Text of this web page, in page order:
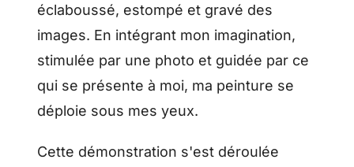
éclaboussé, estompé et gravé des
images. En intégrant mon imagination,
stimulée par une photo et guidée par ce
qui se présente à moi, ma peinture se
déploie sous mes yeux.
Cette démonstration s'est déroulée